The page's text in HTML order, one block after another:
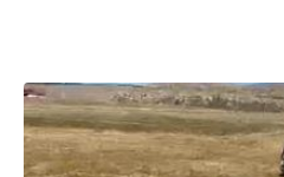
06.11.2025